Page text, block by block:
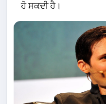
ਹੋ ਸਕਦੀ ਹੈ।